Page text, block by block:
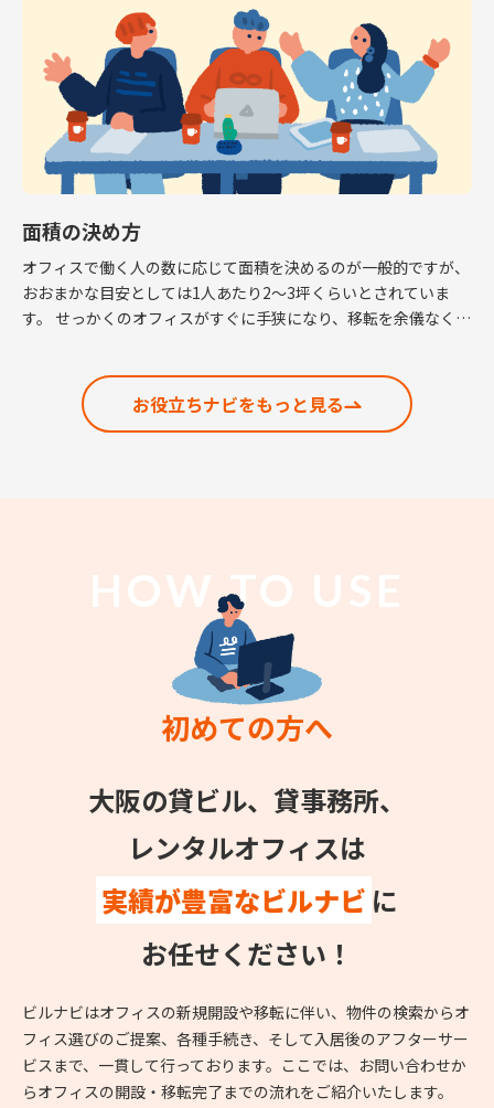
面積の決め方
オフィスで働く人の数に応じて面積を決めるのが一般的ですが、
おおまかな目安としては1人あたり2～3坪くらいとされていま
す。 せっかくのオフィスがすぐに手狭になり、移転を余儀なくさ
お役立ちナビをもっと見る
HOW TO USE
初めての方へ
大阪の貸ビル、貸事務所、
レンタルオフィスは
実績が豊富なビルナビ に
お任せください！
ビルナビはオフィスの新規開設や移転に伴い、物件の検索からオ
フィス選びのご提案、各種手続き、そして入居後のアフターサー
ビスまで、一貫して行っております。ここでは、お問い合わせか
らオフィスの開設・移転完了までの流れをご紹介いたします。